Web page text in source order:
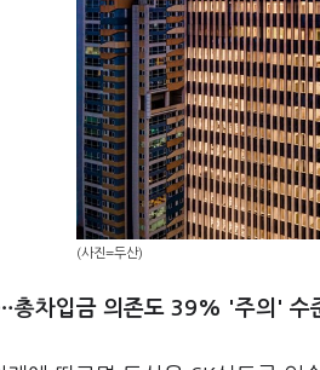
(사진=두산)
총차입금 의존도 39% '주의' 수